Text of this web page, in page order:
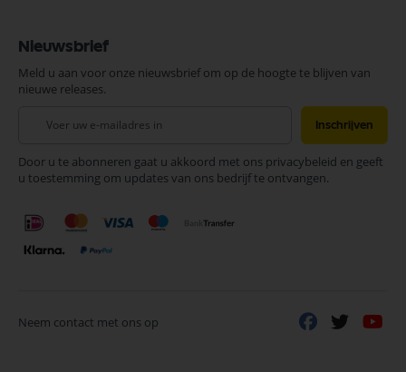
Nieuwsbrief
Meld u aan voor onze nieuwsbrief om op de hoogte te blijven van
nieuwe releases.
onze
nieuwsbrief
Inschrijven
Door u te abonneren gaat u akkoord met ons privacybeleid en geeft
u toestemming om updates van ons bedrijf te ontvangen.
Neem contact met ons op